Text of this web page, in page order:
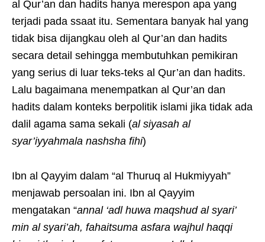
al Qur’an dan hadits hanya merespon apa yang
terjadi pada ssaat itu. Sementara banyak hal yang
tidak bisa dijangkau oleh al Qur’an dan hadits
secara detail sehingga membutuhkan pemikiran
yang serius di luar teks-teks al Qur’an dan hadits.
Lalu bagaimana menempatkan al Qur’an dan
hadits dalam konteks berpolitik islami jika tidak ada
dalil agama sama sekali (al siyasah al
syar’iyyahmala nashsha fihi)
Ibn al Qayyim dalam “al Thuruq al Hukmiyyah”
menjawab persoalan ini. Ibn al Qayyim
mengatakan “annal ‘adl huwa maqshud al syari’
min al syari’ah, fahaitsuma asfara wajhul haqqi